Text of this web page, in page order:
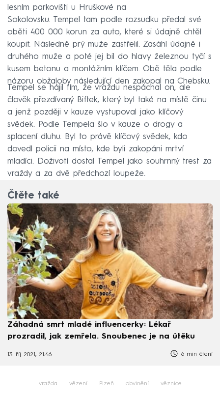
lesním parkovišti u Hruškové na
Sokolovsku. Tempel tam podle rozsudku předal své
oběti 400 000 korun za auto, které si údajně chtěl
koupit. Následně prý muže zastřelil. Zasáhl údajně i
druhého muže a poté jej bil do hlavy železnou tyčí s
kusem betonu a montážním klíčem. Obě těla podle
názoru obžaloby následující den zakopal na Chebsku.
Tempel se hájil tím, že vraždu nespáchal on, ale
člověk přezdívaný Biftek, který byl také na místě činu
a jenž později v kauze vystupoval jako klíčový
svědek. Podle Tempela šlo v kauze o drogy a
splacení dluhu. Byl to právě klíčový svědek, kdo
dovedl policii na místo, kde byli zakopáni mrtví
mladíci. Doživotí dostal Tempel jako souhrnný trest za
vraždy a za dvě předchozí loupeže.
Čtěte také
Záhadná smrt mladé influencerky: Lékař
prozradil, jak zemřela. Snoubenec je na útěku
13. říj 2021, 21:46 6 min čtení
vražda vězení Plzeň obvinění věznice